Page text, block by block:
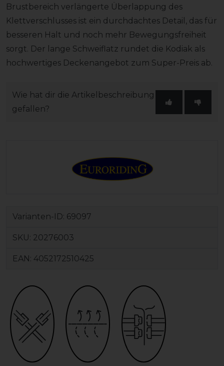
Brustbereich verlängerte Überlappung des
Klettverschlusses ist ein durchdachtes Detail, das für
besseren Halt und noch mehr Bewegungsfreiheit
sorgt. Der lange Schweiflatz rundet die Kodiak als
hochwertiges Deckenangebot zum Super-Preis ab.
Wie hat dir die Artikelbeschreibung
gefallen?
Varianten-ID: 69097
SKU: 20276003
EAN: 4052172510425